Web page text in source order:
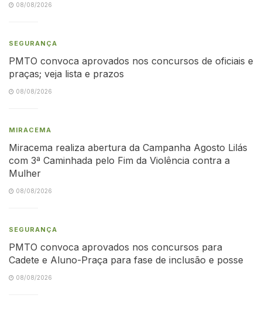
08/08/2026
SEGURANÇA
PMTO convoca aprovados nos concursos de oficiais e
praças; veja lista e prazos
08/08/2026
MIRACEMA
Miracema realiza abertura da Campanha Agosto Lilás
com 3ª Caminhada pelo Fim da Violência contra a
Mulher
08/08/2026
SEGURANÇA
PMTO convoca aprovados nos concursos para
Cadete e Aluno-Praça para fase de inclusão e posse
08/08/2026